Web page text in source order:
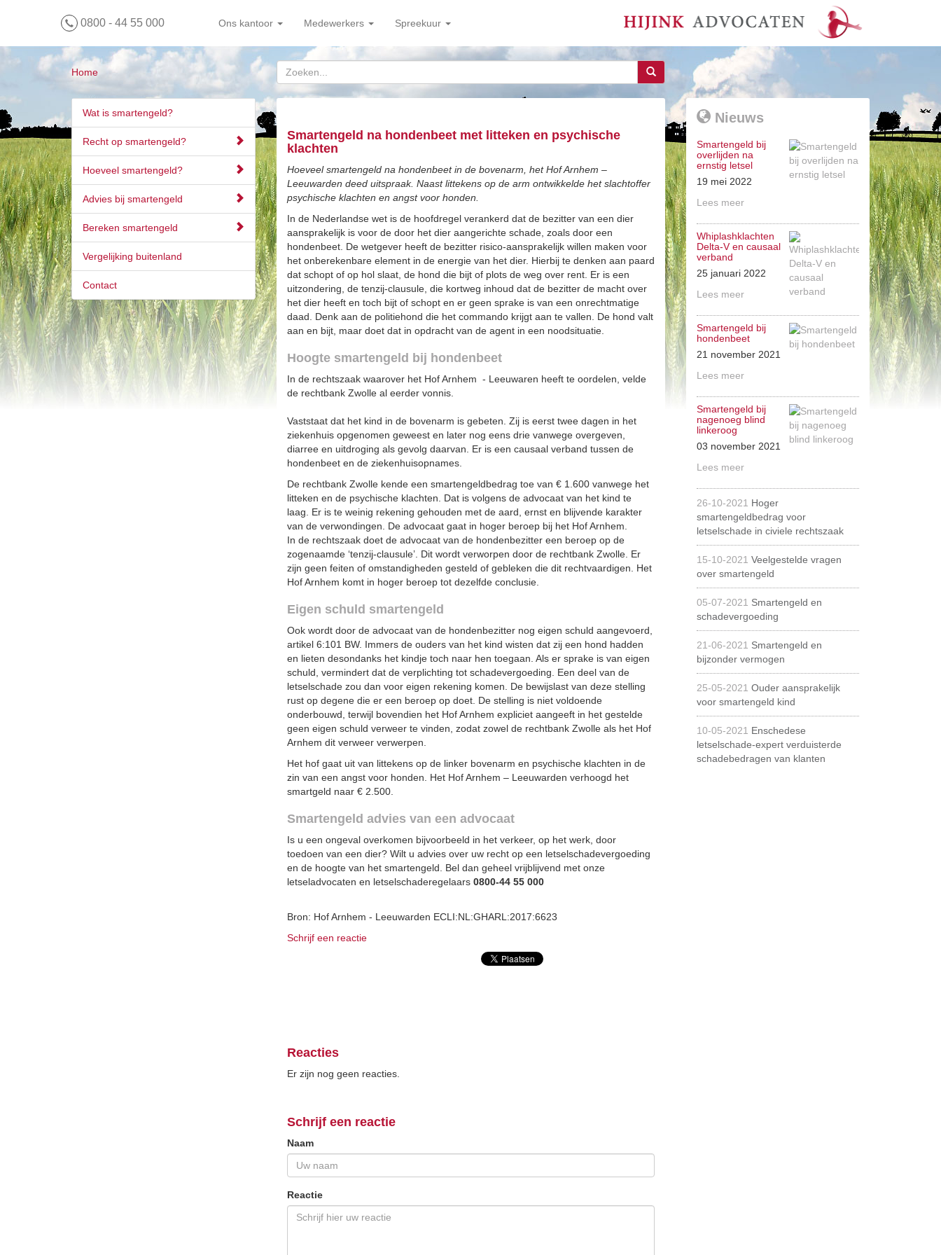
0800 - 44 55 000 Ons kantoor Medewerkers Spreekuur
Home
Wat is smartengeld?
Recht op smartengeld?
Hoeveel smartengeld?
Advies bij smartengeld
Bereken smartengeld
Vergelijking buitenland
Contact
Smartengeld na hondenbeet met litteken en psychische
klachten
Hoeveel smartengeld na hondenbeet in de bovenarm, het Hof Arnhem –
Leeuwarden deed uitspraak. Naast littekens op de arm ontwikkelde het slachtoffer
psychische klachten en angst voor honden.
In de Nederlandse wet is de hoofdregel verankerd dat de bezitter van een dier
aansprakelijk is voor de door het dier aangerichte schade, zoals door een
hondenbeet. De wetgever heeft de bezitter risico-aansprakelijk willen maken voor
het onberekenbare element in de energie van het dier. Hierbij te denken aan paard
dat schopt of op hol slaat, de hond die bijt of plots de weg over rent. Er is een
uitzondering, de tenzij-clausule, die kortweg inhoud dat de bezitter de macht over
het dier heeft en toch bijt of schopt en er geen sprake is van een onrechtmatige
daad. Denk aan de politiehond die het commando krijgt aan te vallen. De hond valt
aan en bijt, maar doet dat in opdracht van de agent in een noodsituatie.
Hoogte smartengeld bij hondenbeet
In de rechtszaak waarover het Hof Arnhem - Leeuwaren heeft te oordelen, velde
de rechtbank Zwolle al eerder vonnis.
Vaststaat dat het kind in de bovenarm is gebeten. Zij is eerst twee dagen in het
ziekenhuis opgenomen geweest en later nog eens drie vanwege overgeven,
diarree en uitdroging als gevolg daarvan. Er is een causaal verband tussen de
hondenbeet en de ziekenhuisopnames.
De rechtbank Zwolle kende een smartengeldbedrag toe van € 1.600 vanwege het
litteken en de psychische klachten. Dat is volgens de advocaat van het kind te
laag. Er is te weinig rekening gehouden met de aard, ernst en blijvende karakter
van de verwondingen. De advocaat gaat in hoger beroep bij het Hof Arnhem.
In de rechtszaak doet de advocaat van de hondenbezitter een beroep op de
zogenaamde ‘tenzij-clausule’. Dit wordt verworpen door de rechtbank Zwolle. Er
zijn geen feiten of omstandigheden gesteld of gebleken die dit rechtvaardigen. Het
Hof Arnhem komt in hoger beroep tot dezelfde conclusie.
Eigen schuld smartengeld
Ook wordt door de advocaat van de hondenbezitter nog eigen schuld aangevoerd,
artikel 6:101 BW. Immers de ouders van het kind wisten dat zij een hond hadden
en lieten desondanks het kindje toch naar hen toegaan. Als er sprake is van eigen
schuld, vermindert dat de verplichting tot schadevergoeding. Een deel van de
letselschade zou dan voor eigen rekening komen. De bewijslast van deze stelling
rust op degene die er een beroep op doet. De stelling is niet voldoende
onderbouwd, terwijl bovendien het Hof Arnhem expliciet aangeeft in het gestelde
geen eigen schuld verweer te vinden, zodat zowel de rechtbank Zwolle als het Hof
Arnhem dit verweer verwerpen.
Het hof gaat uit van littekens op de linker bovenarm en psychische klachten in de
zin van een angst voor honden. Het Hof Arnhem – Leeuwarden verhoogd het
smartgeld naar € 2.500.
Smartengeld advies van een advocaat
Is u een ongeval overkomen bijvoorbeeld in het verkeer, op het werk, door
toedoen van een dier? Wilt u advies over uw recht op een letselschadevergoeding
en de hoogte van het smartengeld. Bel dan geheel vrijblijvend met onze
letseladvocaten en letselschaderegelaars 0800-44 55 000
Bron: Hof Arnhem - Leeuwarden ECLI:NL:GHARL:2017:6623
Schrijf een reactie
Reacties
Er zijn nog geen reacties.
Schrijf een reactie
Naam
Reactie
Nieuws
Smartengeld bij
overlijden na
ernstig letsel
19 mei 2022
Lees meer
Whiplashklachten
Delta-V en causaal
verband
25 januari 2022
Lees meer
Smartengeld bij
hondenbeet
21 november 2021
Lees meer
Smartengeld bij
nagenoeg blind
linkeroog
03 november 2021
Lees meer
26-10-2021 Hoger
smartengeldbedrag voor
letselschade in civiele rechtszaak
15-10-2021 Veelgestelde vragen
over smartengeld
05-07-2021 Smartengeld en
schadevergoeding
21-06-2021 Smartengeld en
bijzonder vermogen
25-05-2021 Ouder aansprakelijk
voor smartengeld kind
10-05-2021 Enschedese
letselschade-expert verduisterde
schadebedragen van klanten